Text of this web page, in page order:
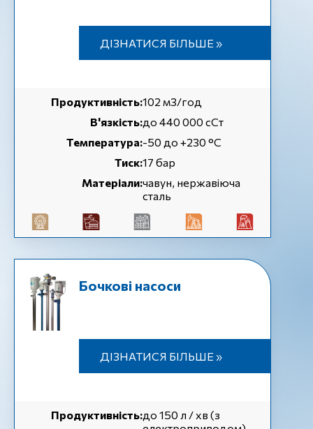
ДІЗНАТИСЯ БІЛЬШЕ »
Продуктивність:102 м3/год
В'язкість:до 440 000 сСт
Температура:-50 до +230 °C
Тиск:17 бар
Матеріали:чавун, нержавіюча
сталь
Бочкові насоси
ДІЗНАТИСЯ БІЛЬШЕ »
Продуктивність:до 150 л / хв (з